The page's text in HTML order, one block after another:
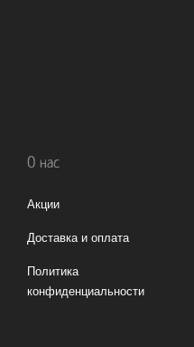
О нас
Акции
Доставка и оплата
Политика
конфиденциальности